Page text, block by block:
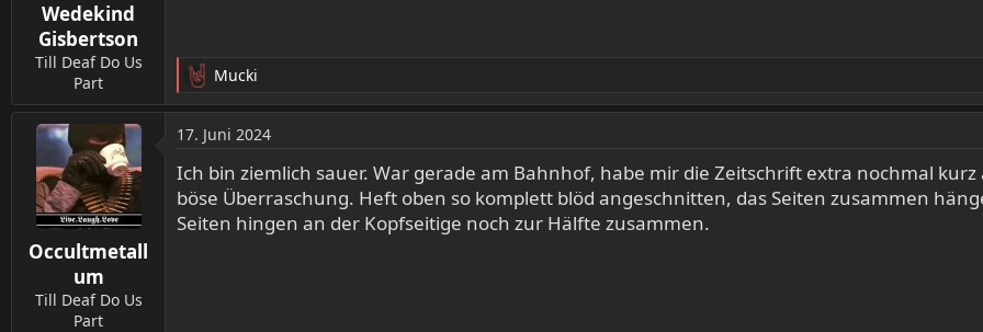
Wedekind
Gisbertson
Till Deaf Do Us
Part
R
e
a
k
t
o
n
Mucki
Occultmetall
um
Till Deaf Do Us
Part
17. Juni 2024
Ich bin ziemlich sauer. War gerade am Bahnhof, habe mir die Zeitschrift extra nochmal
böse Überraschung. Heft oben so komplett blöd angeschnitten, das Seiten zusammen
Seiten hingen an der Kopfseitige noch zur Hälfte zusammen.